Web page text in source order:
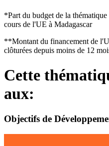
*Part du budget de la
cours de l'UE à Madagascar
**Montant du financement de
clôturées depuis moins de 12
Cette
aux:
Objectifs de